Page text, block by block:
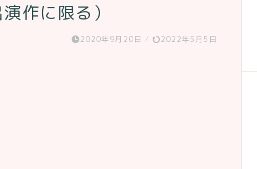
作に限る）
2020年9月20日 / 2022年5月5日